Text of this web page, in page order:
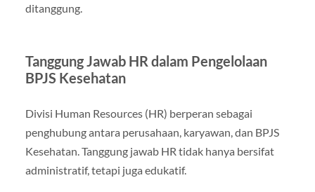
ditanggung.
Tanggung Jawab HR dalam Pengelolaan
BPJS Kesehatan
Divisi Human Resources (HR) berperan sebagai
penghubung antara perusahaan, karyawan, dan BPJS
Kesehatan. Tanggung jawab HR tidak hanya bersifat
administratif, tetapi juga edukatif.